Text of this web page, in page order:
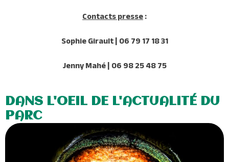
DANS L'OEIL DE L'ACTUALITÉ DU
PARC
Contacts presse:
Sophie Girault | 06 79 17 18 31
Jenny Mahé | 06 98 25 48 75